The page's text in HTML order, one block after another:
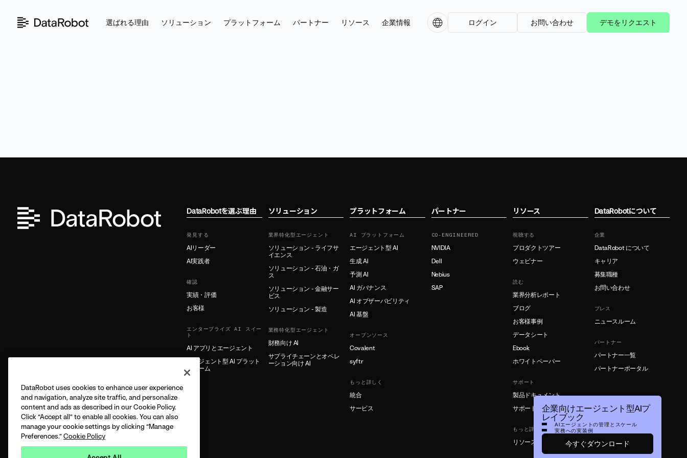
選ばれる理由 ソリューション プラットフォーム パートナー リソース 企業情報 ログイン お問い合わせ デモをリクエスト
DataRobotを選ぶ理由
発見する
AIリーダー
AI実践者
確認
実績・評価
お客様
エンタープライズ AI スイー
ト
AI アプリとエージェント
エージェント型 AI プラット
フォーム
ソリューション
業界特化型エージェント
ソリューション - ライフサ
イエンス
ソリューション - 石油・ガ
ス
ソリューション - 金融サー
ビス
ソリューション - 製造
業務特化型エージェント
財務向け AI
サプライチェーンとオペレ
ーション向け AI
プラットフォーム
AI プラットフォーム
エージェント型 AI
生成 AI
予測 AI
AI ガバナンス
AI オブザーバビリティ
AI 基盤
オープンソース
Covalent
syftr
もっと詳しく
統合
サービス
パートナー
CO-ENGINEERED
NVIDIA
Dell
Nebius
SAP
リソース
視聴する
プロダクトツアー
ウェビナー
読む
業界分析レポート
ブログ
お客様事例
データシート
Ebook
ホワイトペーパー
サポート
製品ドキュメント
サポート
もっと詳しく
リソースライブラリ
DataRobotについて
企業
DataRobot について
キャリア
募集職種
お問い合わせ
プレス
ニュースルーム
パートナー
パートナー一覧
パートナーポータル
企業向けエージェント型AIプ
レイブック
AIエージェントの管理とスケール
実務への実装例
今すぐダウンロード
DataRobot uses cookies to enhance user experience
and navigation, analyze site traffic, and personalize
content and ads as described in our Cookie Policy.
Click “Accept all” to enable all cookies. You can also
manage your cookie settings by clicking “Manage
Preferences.”Cookie Policy